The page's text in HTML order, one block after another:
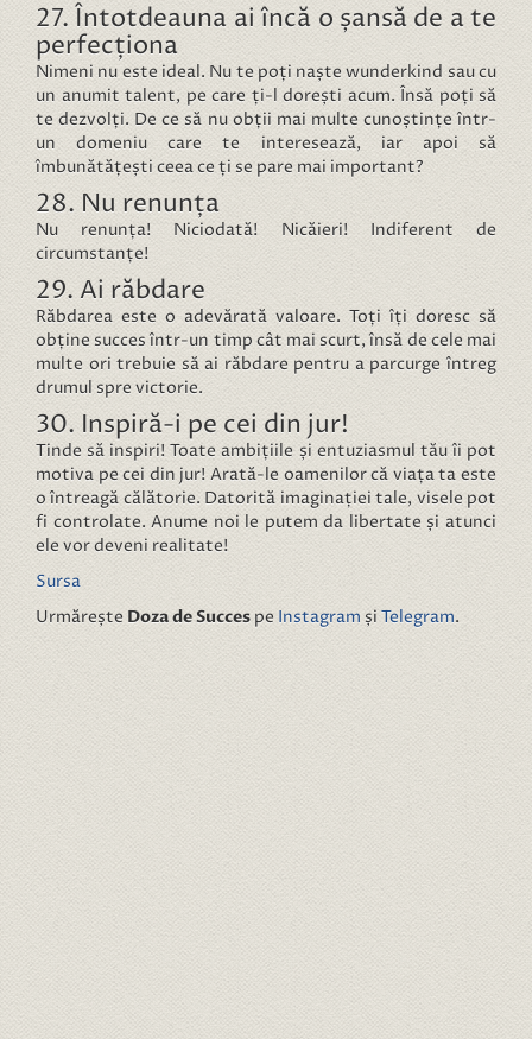
27. Întotdeauna ai încă o șansă de a te
perfecționa
Nimeni nu este ideal. Nu te poți naște wunderkind sau cu
un anumit talent, pe care ți-l dorești acum. Însă poți să
te dezvolți. De ce să nu obții mai multe cunoștințe într-
un domeniu care te interesează, iar apoi să
îmbunătățești ceea ce ți se pare mai important?
28. Nu renunța
Nu renunța! Niciodată! Nicăieri! Indiferent de
circumstanțe!
29. Ai răbdare
Răbdarea este o adevărată valoare. Toți îți doresc să
obține succes într-un timp cât mai scurt, însă de cele mai
multe ori trebuie să ai răbdare pentru a parcurge întreg
drumul spre victorie.
30. Inspiră-i pe cei din jur!
Tinde să inspiri! Toate ambițiile și entuziasmul tău îi pot
motiva pe cei din jur! Arată-le oamenilor că viața ta este
o întreagă călătorie. Datorită imaginației tale, visele pot
fi controlate. Anume noi le putem da libertate și atunci
ele vor deveni realitate!
Sursa
Urmărește Doza de Succes pe Instagram și Telegram.